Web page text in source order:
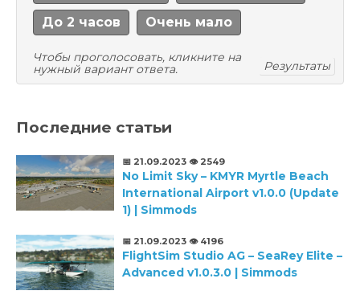
До 2 часов Очень мало
Чтобы проголосовать, кликните на
нужный вариант ответа.
Результаты
Последние статьи
📅 21.09.2023 👁️ 2549
No Limit Sky – KMYR Myrtle Beach
International Airport v1.0.0 (Update
1) | Simmods
📅 21.09.2023 👁️ 4196
FlightSim Studio AG – SeaRey Elite –
Advanced v1.0.3.0 | Simmods